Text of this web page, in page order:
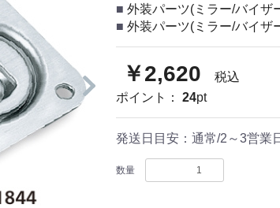
外装パーツ(ミラー/バイザ
外装パーツ(ミラー/バイザ
￥2,620
税込
ポイント： 24pt
発送日目安： 通常/2～3営業
数量